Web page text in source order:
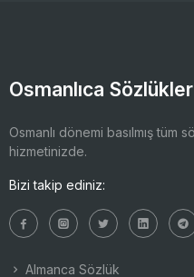
Osmanlıca Sözlükler
Osmanlı dönemi basılmış tüm
hizmetinizde.
Bizi takip ediniz:
Almanca Sözlük